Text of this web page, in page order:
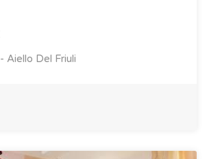
Aiello Del Friuli